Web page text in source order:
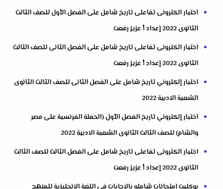
اختبار الكترونى تفاعلى تاريخ شامل على الفصل الأول للصف الثالث
الثانوى 2022 إعداد أ عزيز رفعت
اختبار الكترونى تفاعلى تاريخ شامل على الفصل الثانى للصف الثالث
الثانوى 2022 إعداد أ عزيز رفعت
اختبار إلكتروني تاريخ شامل على الفصل الثانى للصف الثالث الثانوى
الشعبة الادبية 2022
اختبار إلكتروني تاريخ الفصل الأول (الحملة الفرنسية على مصر
والشام) للصف الثالث الثانوى الشعبة الادبية 2022
اختبار الكترونى تفاعلى تاريخ شامل على الفصل الثالث للصف الثالث
الثانوى 2022 إعداد أ عزيز رفعت